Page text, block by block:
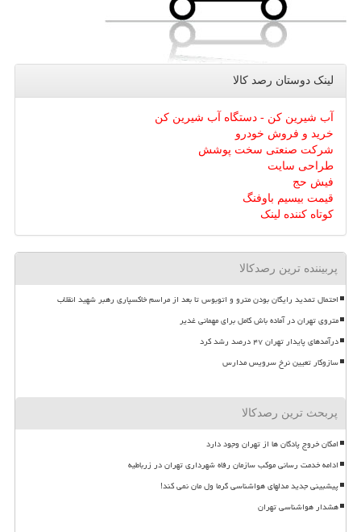
لینک دوستان رصد كالا
آب شیرین کن - دستگاه آب شیرین کن
خرید و فروش خودرو
شرکت صنعتی سخت پوشش
طراحی سایت
فیش حج
قیمت بیسیم باوفنگ
کوتاه کننده لینک
پربیننده ترین رصدکالا
احتمال تمدید رایگان بودن مترو و اتوبوس تا بعد از مراسم خاکسپاری رهبر شهید انقلاب
متروی تهران در آماده باش کامل برای مهمانی غدیر
درآمدهای پایدار تهران ۴۷ درصد رشد کرد
سازوکار تعیین نرخ سرویس مدارس
پربحث ترین رصدکالا
امکان خروج پادگان ها از تهران وجود دارد
ادامه خدمت رسانی موکب سازمان رفاه شهرداری تهران در زرباطیه
پیشبینی جدید مدلهای هواشناسی گرما ول مان نمی کند!
هشدار هواشناسی تهران